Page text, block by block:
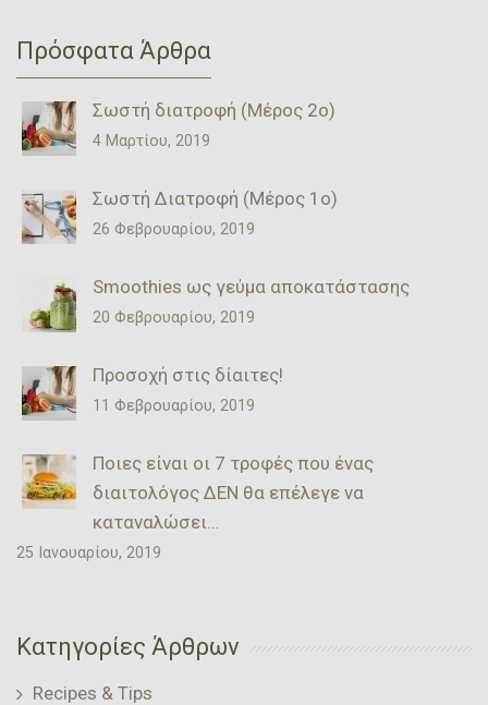
Πρόσφατα Άρθρα
Σωστή διατροφή (Μέρος 2ο)
4 Μαρτίου, 2019
Σωστή Διατροφή (Μέρος 1ο)
26 Φεβρουαρίου, 2019
Smoothies ως γεύμα αποκατάστασης
20 Φεβρουαρίου, 2019
Προσοχή στις δίαιτες!
11 Φεβρουαρίου, 2019
Ποιες είναι οι 7 τροφές που ένας
διαιτολόγος ΔΕΝ θα επέλεγε να
καταναλώσει…
25 Ιανουαρίου, 2019
Κατηγορίες Άρθρων
Recipes & Tips